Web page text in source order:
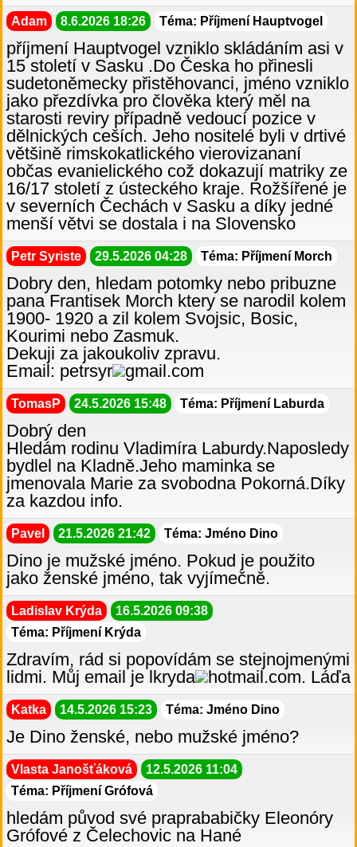
Adam 8.6.2026 18:26 Téma: Příjmení Hauptvogel
příjmení Hauptvogel vzniklo skládáním asi v
15 století v Sasku .Do Česka ho přinesli
sudetoněmecky přistěhovanci, jméno vzniklo
jako přezdívka pro člověka který měl na
starosti reviry případně vedoucí pozice v
dělnických ceších. Jeho nositelé byli v drtivé
většině rimskokatlického vierovizananí
občas evanielického což dokazují matriky ze
16/17 století z ústeckého kraje. Rožšířené je
v severních Čechách v Sasku a díky jedné
menší větvi se dostala i na Slovensko
Petr Syriste 29.5.2026 04:28 Téma: Příjmení Morch
Dobry den, hledam potomky nebo pribuzne
pana Frantisek Morch ktery se narodil kolem
1900- 1920 a zil kolem Svojsic, Bosic,
Kourimi nebo Zasmuk.
Dekuji za jakoukoliv zpravu.
Email: petrsyr
gmail.com
TomasP 24.5.2026 15:48 Téma: Příjmení Laburda
Dobrý den
Hledám rodinu Vladimíra Laburdy.Naposledy
bydlel na Kladně.Jeho maminka se
jmenovala Marie za svobodna Pokorná.Díky
za kazdou info.
Pavel 21.5.2026 21:42 Téma: Jméno Dino
Dino je mužské jméno. Pokud je použito
jako ženské jméno, tak vyjímečně.
Ladislav Krýda
16.5.2026 09:38
Téma: Příjmení Krýda
Zdravím, rád si popovídám se stejnojmenými
lidmi. Můj email je lkryda
hotmail.com. Láďa
Katka 14.5.2026 15:23 Téma: Jméno Dino
Je Dino ženské, nebo mužské jméno?
Vlasta Janošťáková
12.5.2026 11:04
Téma: Příjmení Grófová
hledám původ své praprababičky Eleonóry
Grófové z Čelechovic na Hané